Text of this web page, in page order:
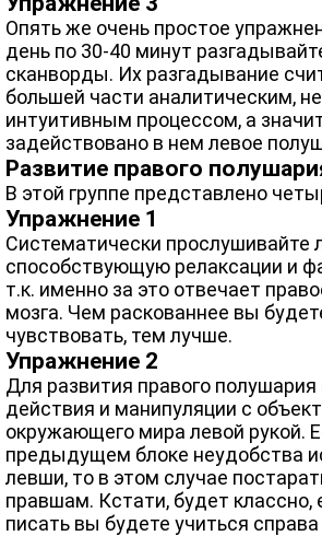
Опять же очень простое
день по 30-40 минут
сканворды. Их разгадывание
большей части аналитическим,
интуитивным процессом, а
задействовано в нем левое
Развитие правого
В этой группе представлено
Упражнение 1
Систематически
способствующую релаксации и
т.к. именно за это отвечает
мозга. Чем раскованнее вы
чувствовать, тем лучше.
Упражнение 2
Для развития правого
действия и манипуляции с
окружающего мира левой рукой.
предыдущем блоке неудобства
левши, то в этом случае
правшам. Кстати, будет классно,
писать вы будете учиться